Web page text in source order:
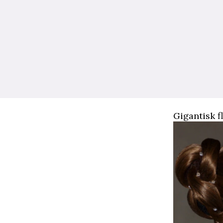
Gigantisk